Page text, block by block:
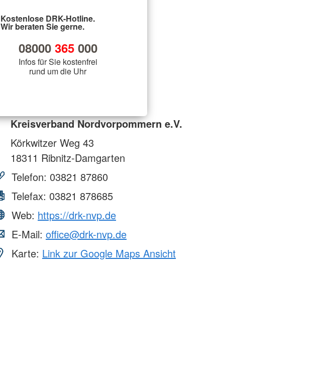
Kostenlose DRK-Hotline.
Wir beraten Sie gerne.
08000 365000
Infos für Sie kostenfrei
rund um die Uhr
Kreisverband Nordvorpommern e.V.
Körkwitzer Weg 43
18311 Ribnitz-Damgarten
Telefon: 03821 87860
Telefax: 03821 878685
Web: https://drk-nvp.de
E-Mail: office@drk-nvp.de
Karte: Link zur Google Maps Ansicht